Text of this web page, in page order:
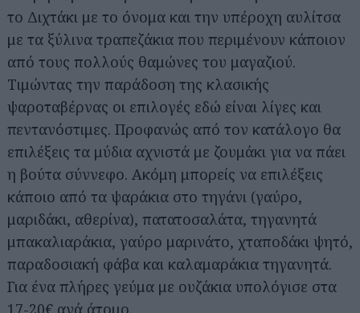
το Διχτάκι με το όνομα και την υπέροχη αυλίτσα
με τα ξύλινα τραπεζάκια που περιμένουν κάποιον
από τους πολλούς θαμώνες του μαγαζιού.
Τιμώντας την παράδοση της κλασικής
ψαροταβέρνας οι επιλογές εδώ είναι λίγες και
πεντανόστιμες. Προφανώς από τον κατάλογο θα
επιλέξεις τα μύδια αχνιστά με ζουμάκι για να πάει
η βούτα σύννεφο. Ακόμη μπορείς να επιλέξεις
κάποιο από τα ψαράκια στο τηγάνι (γαύρο,
μαριδάκι, αθερίνα), πατατοσαλάτα, τηγανητά
μπακαλιαράκια, γαύρο μαρινάτο, χταποδάκι ψητό,
παραδοσιακή φάβα και καλαμαράκια τηγανητά.
Για ένα πλήρες γεύμα με ουζάκια υπολόγισε στα
17-20€ ανά άτομο.